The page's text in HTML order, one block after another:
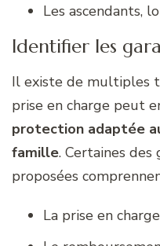
Les ascendants,
Identifier les
Il existe de multiples
prise en charge peut
protection adaptée
famille. Certaines
proposées
La prise en